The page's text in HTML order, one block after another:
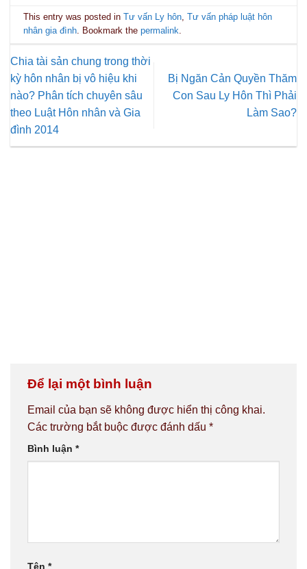
This entry was posted inTư vấn Ly hôn,Tư vấn pháp luật hôn
nhân gia đình. Bookmark thepermalink.
Chia tài sản chung trong thời
kỳ hôn nhân bị vô hiệu khi
nào? Phân tích chuyên sâu
theo Luật Hôn nhân và Gia
đình 2014
Bị Ngăn Cản Quyền Thăm
Con Sau Ly Hôn Thì Phải
Làm Sao?
Để lại một bình luận
Email của bạn sẽ không được hiển thị công khai.
Các trường bắt buộc được đánh dấu *
Bình luận *
Tên *